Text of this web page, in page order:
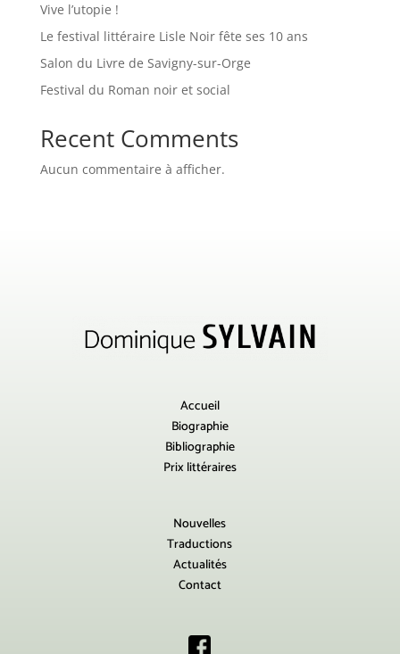
Vive l’utopie !
Le festival littéraire Lisle Noir fête ses 10 ans
Salon du Livre de Savigny-sur-Orge
Festival du Roman noir et social
Recent Comments
Aucun commentaire à afficher.
Accueil
Biographie
Bibliographie
Prix littéraires
Nouvelles
Traductions
Actualités
Contact